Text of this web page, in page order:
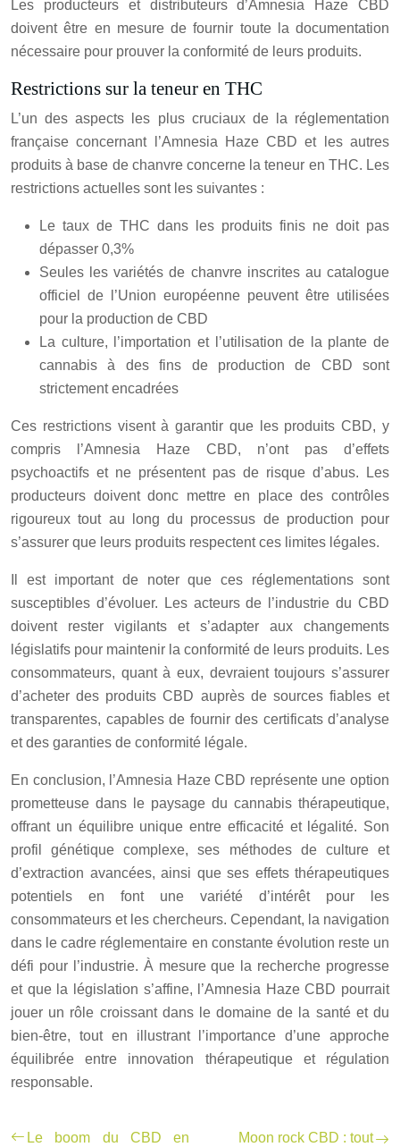
Les producteurs et distributeurs d’Amnesia Haze CBD
doivent être en mesure de fournir toute la documentation
nécessaire pour prouver la conformité de leurs produits.
Restrictions sur la teneur en THC
L’un des aspects les plus cruciaux de la réglementation
française concernant l’Amnesia Haze CBD et les autres
produits à base de chanvre concerne la teneur en THC. Les
restrictions actuelles sont les suivantes :
Le taux de THC dans les produits finis ne doit pas
dépasser 0,3%
Seules les variétés de chanvre inscrites au catalogue
officiel de l’Union européenne peuvent être utilisées
pour la production de CBD
La culture, l’importation et l’utilisation de la plante de
cannabis à des fins de production de CBD sont
strictement encadrées
Ces restrictions visent à garantir que les produits CBD, y
compris l’Amnesia Haze CBD, n’ont pas d’effets
psychoactifs et ne présentent pas de risque d’abus. Les
producteurs doivent donc mettre en place des contrôles
rigoureux tout au long du processus de production pour
s’assurer que leurs produits respectent ces limites légales.
Il est important de noter que ces réglementations sont
susceptibles d’évoluer. Les acteurs de l’industrie du CBD
doivent rester vigilants et s’adapter aux changements
législatifs pour maintenir la conformité de leurs produits. Les
consommateurs, quant à eux, devraient toujours s’assurer
d’acheter des produits CBD auprès de sources fiables et
transparentes, capables de fournir des certificats d’analyse
et des garanties de conformité légale.
En conclusion, l’Amnesia Haze CBD représente une option
prometteuse dans le paysage du cannabis thérapeutique,
offrant un équilibre unique entre efficacité et légalité. Son
profil génétique complexe, ses méthodes de culture et
d’extraction avancées, ainsi que ses effets thérapeutiques
potentiels en font une variété d’intérêt pour les
consommateurs et les chercheurs. Cependant, la navigation
dans le cadre réglementaire en constante évolution reste un
défi pour l’industrie. À mesure que la recherche progresse
et que la législation s’affine, l’Amnesia Haze CBD pourrait
jouer un rôle croissant dans le domaine de la santé et du
bien-être, tout en illustrant l’importance d’une approche
équilibrée entre innovation thérapeutique et régulation
responsable.
Le boom du CBD en
Moon rock CBD : tout